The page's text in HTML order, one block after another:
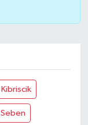
Kibriscik
Seben